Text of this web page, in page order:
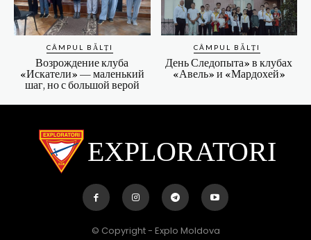
CÂMPUL BĂLȚI
Возрождение клуба
«Искатели» — маленький
шаг, но с большой верой
CÂMPUL BĂLȚI
День Следопыта» в клубах
«Авель» и «Мардохей»
EXPLORATORI
© Copyright - Explo Moldova